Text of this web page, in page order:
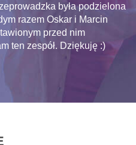
była podzielona
razem Oskar i Marcin
przed nim
ten zespół. Dziękuję :)